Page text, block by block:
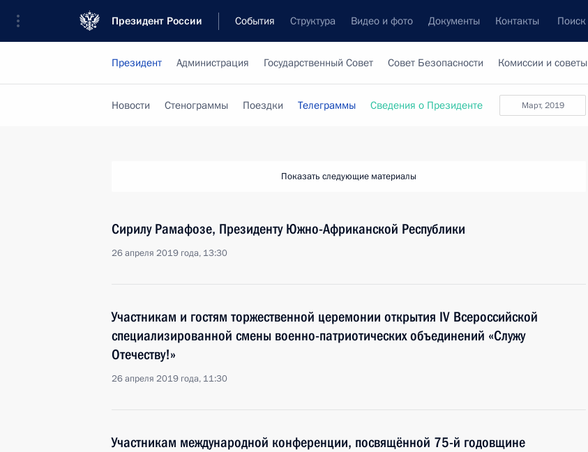
Президент России События Структура Видео и фото Документы Контакты Поиск
Президент Администрация Государственный Совет Совет Безопасности Комиссии и советы
март, 2019
Новости Стенограммы Поездки Телеграммы Сведения о Президенте
Показать следующие материалы
Сирилу Рамафозе, Президенту Южно-Африканской Республики
26 апреля 2019 года, 13:30
Участникам и гостям торжественной церемонии открытия IV Всероссийской
специализированной смены военно-патриотических объединений «Служу
Отечеству!»
26 апреля 2019 года, 11:30
Участникам международной конференции, посвящённой 75-й годовщине